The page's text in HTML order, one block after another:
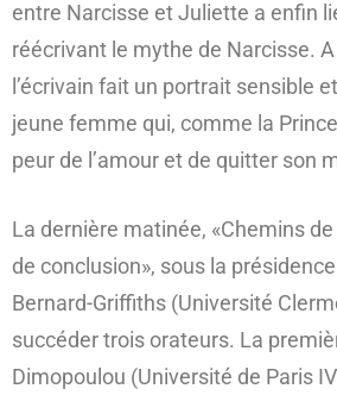
entre Narcisse et Juliette a enfin
réécrivant le mythe de Narcisse.
l’écrivain fait un portrait sensible
jeune femme qui, comme la
peur de l’amour et de quitter son
La dernière matinée, «Chemins
de conclusion», sous la
Bernard-Griffiths (Université
succéder trois orateurs. La
Dimopoulou (Université de Paris